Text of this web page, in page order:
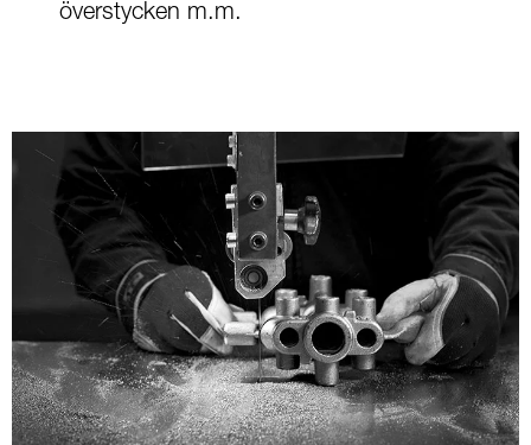
överstycken m.m.